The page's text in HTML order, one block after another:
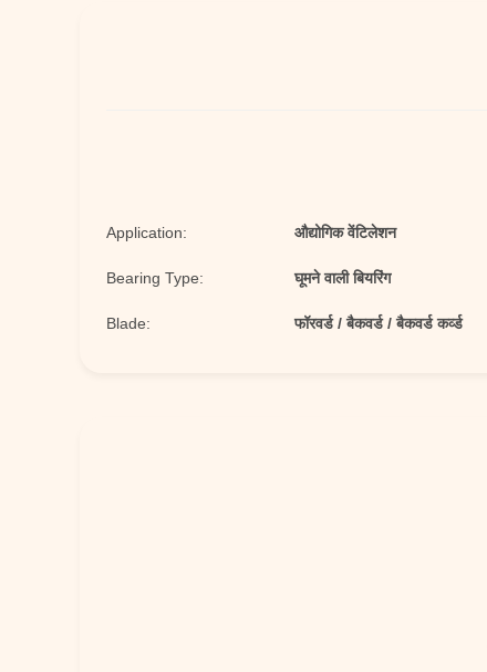
Application: औद्योगिक वेंटिलेशन
Bearing Type: घूमने वाली बियरिंग
Blade: फॉरवर्ड / बैकवर्ड / बैकवर्ड कर्व्ड